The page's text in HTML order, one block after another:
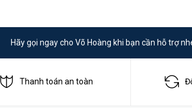
Hãy gọi ngay cho Võ Hoàng khi bạn cần hỗ trợ
Thanh toán an toàn